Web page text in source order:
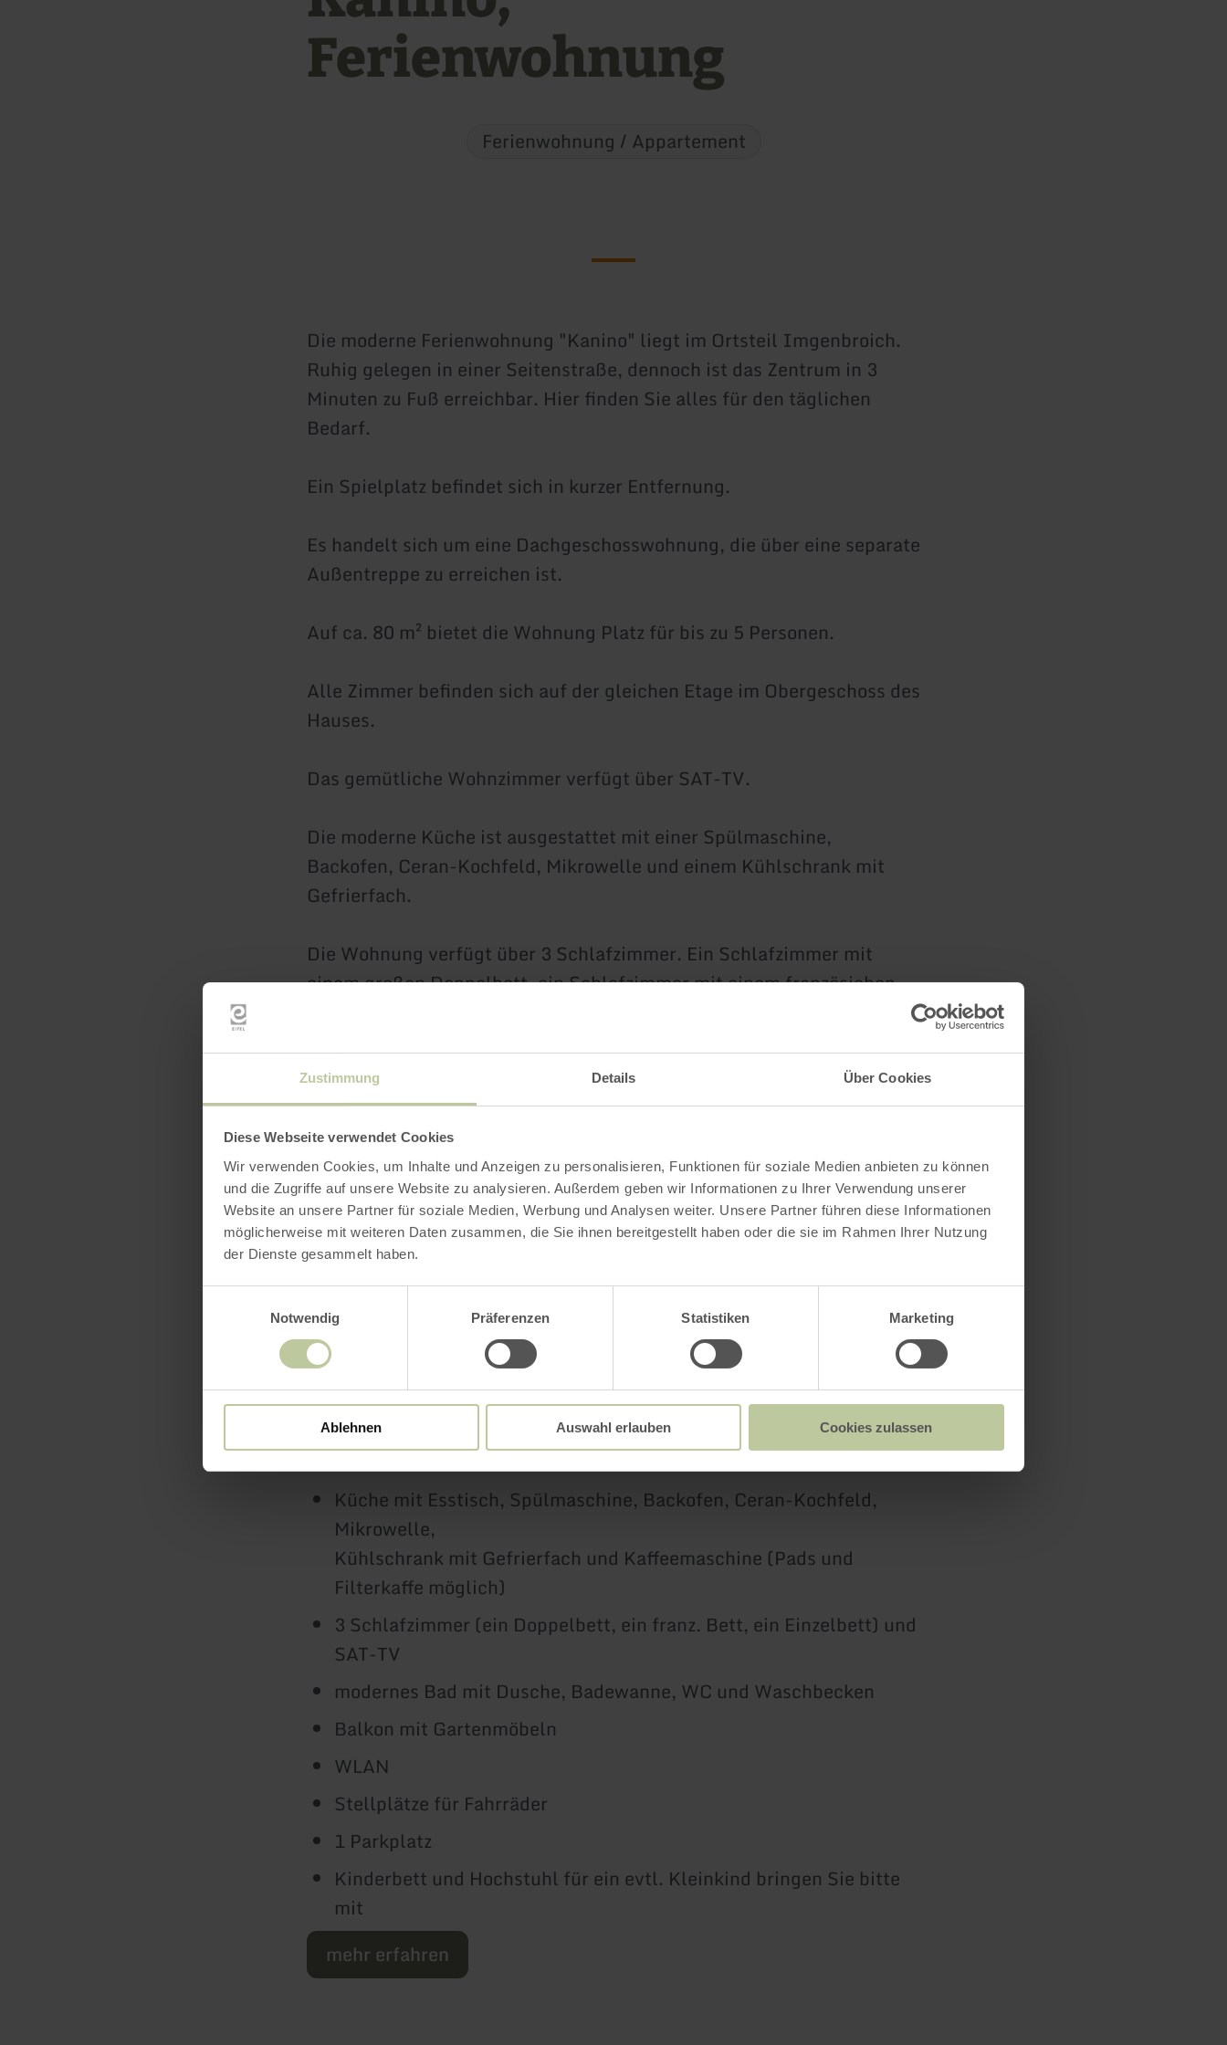
Zustimmung Details Über Cookies
Diese Webseite verwendet Cookies
Wir verwenden Cookies, um Inhalte und Anzeigen zu personalisieren, Funktionen für soziale Medien anbieten zu können
und die Zugriffe auf unsere Website zu analysieren. Außerdem geben wir Informationen zu Ihrer Verwendung unserer
Website an unsere Partner für soziale Medien, Werbung und Analysen weiter. Unsere Partner führen diese Informationen
möglicherweise mit weiteren Daten zusammen, die Sie ihnen bereitgestellt haben oder die sie im Rahmen Ihrer Nutzung
der Dienste gesammelt haben.
Notwendig
Präferenzen Statistiken Marketing
Ablehnen Auswahl erlauben Cookies zulassen
Ferienwohnung
Ferienwohnung / Appartement
Die moderne Ferienwohnung "Kanino" liegt im Ortsteil Imgenbroich.
Ruhig gelegen in einer Seitenstraße, dennoch ist das Zentrum in 3
Minuten zu Fuß erreichbar. Hier finden Sie alles für den täglichen
Bedarf.
Ein Spielplatz befindet sich in kurzer Entfernung.
Es handelt sich um eine Dachgeschosswohnung, die über eine separate
Außentreppe zu erreichen ist.
Auf ca. 80 m² bietet die Wohnung Platz für bis zu 5 Personen.
Alle Zimmer befinden sich auf der gleichen Etage im Obergeschoss des
Hauses.
Das gemütliche Wohnzimmer verfügt über SAT-TV.
Die moderne Küche ist ausgestattet mit einer Spülmaschine,
Backofen, Ceran-Kochfeld, Mikrowelle und einem Kühlschrank mit
Gefrierfach.
Die Wohnung verfügt über 3 Schlafzimmer. Ein Schlafzimmer mit
einem großen Doppelbett, ein Schlafzimmer mit einem französichen
Das Bad im verfügt über ein WC, eine Dusche, eine Badewanne und
über einen großen Waschtisch.
Der kleine Balkon ist ausgestattet mit Gartenmöbeln.
Stellplätze für Fahrräder sind vorhanden.
Ausstattung
Küche mit Esstisch, Spülmaschine, Backofen, Ceran-Kochfeld,
Mikrowelle,
Kühlschrank mit Gefrierfach und Kaffeemaschine (Pads und
Filterkaffe möglich)
3 Schlafzimmer (ein Doppelbett, ein franz. Bett, ein Einzelbett) und
SAT-TV
modernes Bad mit Dusche, Badewanne, WC und Waschbecken
Balkon mit Gartenmöbeln
WLAN
Stellplätze für Fahrräder
1 Parkplatz
Kinderbett und Hochstuhl für ein evtl. Kleinkind bringen Sie bitte
mit
mehr erfahren